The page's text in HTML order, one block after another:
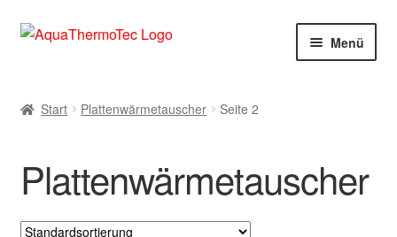
Zur
Zum
Menü
Benutzerkonto
Blog
Start Plattenwärmetauscher Seite 2
Plattenwärmetauscher